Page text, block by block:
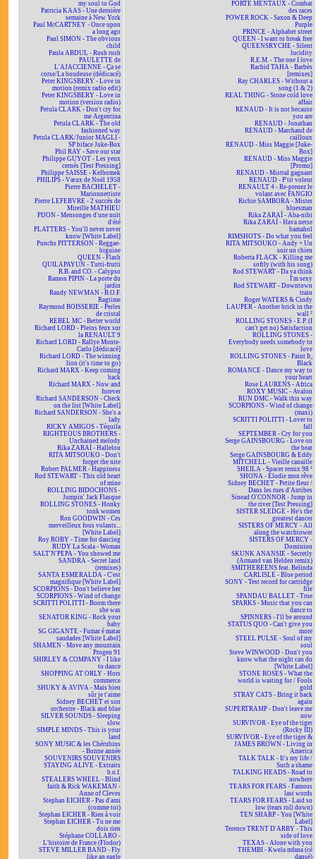
my soul to God
Patricia KAAS - Une dernière
semaine à New York
Paul McCARTNEY - Once upon
a long ago
Paul SIMON - The obvious
child
Paula ABDUL - Rush rush
PAULETTE de
L'AJACCIENNE - Ça se
corse/La boudeuse (dédicacé)
Peter KINGSBERY - Love in
motion (remix radio edit)
Peter KINGSBERY - Love in
motion (version radio)
Petula CLARK - Don't cry for
me Argentina
Petula CLARK - The old
fashioned way
Petula CLARK/Junior MAGLI -
SP biface Juke-Box
Phil RAY - Save our star
Philippe GUYOT - Les yeux
cernés [Test Pressing]
Philippe SAISSE - Kelbomek
PHILIPS - Vœux de Noël 1958
Pierre BACHELET -
Marionnettiste
Pierre LEFEBVRE - 2 succès de
Mireille MATHIEU
PIJON - Mensonges d'une nuit
d'été
PLATTERS - You'll never never
know [White Label]
Punchs PITTERSON - Reggae-
biguine
QUEEN - Flash
QUILAPAYUN - Tutti-frutti
R.B. and CO. - Calypso
Ramon PIPIN - La porte du
jardin
Randy NEWMAN - B.O.F.
Ragtime
Raymond BOISSERIE - Perles
de cristal
REBEL MC - Better world
Richard LORD - Pleins feux sur
la RENAULT 9
Richard LORD - Rallye Monte-
Carlo [dédicacé]
Richard LORD - The winning
lion (it's time to go)
Richard MARX - Keep coming
back
Richard MARX - Now and
forever
Richard SANDERSON - Check
on the list [White Label]
Richard SANDERSON - She's a
lady
RICKY AMIGOS - Téquila
RIGHTEOUS BROTHERS -
Unchained melody
Rika ZARAÏ - Hallelou
RITA MITSOUKO - Don't
forget the nite
Robert PALMER - Happiness
Rod STEWART - This old heart
of mine
ROLLING BIDOCHONS -
Jumpin' Jack Flasque
ROLLING STONES - Honky
tonk women
Ron GOODWIN - Ces
merveilleux fous volants...
[White Label]
Roy ROBY - Time for dancing
RUDY La Scala - Woman
SALT'N'PEPA - You showed me
SANDRA - Secret land
(remixes)
SANTA ESMERALDA - C'est
magnifique [White Label]
SCORPIONS - Don't believe her
SCORPIONS - Wind of change
SCRITTI POLITTI - Boom there
she was
SENATOR KING - Rock your
baby
SG GIGANTE - Fumar é matar
saudades [White Label]
SHAMEN - Move any mountain
Progen 91
SHIRLEY & COMPANY - I like
to dance
SHOPPING AT ORLY - Hors
commerce
SHUKY & AVIVA - Mais bien
sûr je t'aime
Sidney BECHET et son
orchestre - Black and blue
SILVER SOUNDS - Sleeping
slow
SIMPLE MINDS - This is your
land
SONY MUSIC & les Chérubins
- Bonne année
SOUVENIRS SOUVENIRS
STAYING ALIVE - Extraits
b.o.f.
STEALERS WHEEL - Blind
faith & Rick WAKEMAN -
Anne of Cleves
Stephan EICHER - Pas d'ami
(comme toi)
Stephan EICHER - Rien à voir
Stephan EICHER - Tu ne me
dois rien
Stéphane COLLARO -
L'histoire de France (Flodor)
STEVE MILLER BAND - Fly
like an eagle
PORTE MENTAUX - Combat
des races
POWER ROCK - Saxon & Deep
Purple
PRINCE - Alphabet street
QUEEN - I want to break free
QUEENSRYCHE - Silent
lucidity
R.E.M. - The one I love
Rachid TAHA - Barbès
[remixes]
Ray CHARLES - Without a
song (1 & 2)
REAL THING - Stone cold love
affair
RENAUD - It is not because
you are
RENAUD - Jonathan
RENAUD - Marchand de
cailloux
RENAUD - Miss Maggie [Juke-
Box]
RENAUD - Miss Maggie
[Promo]
RENAUD - Mistral gagnant
RENAUD - P'tit voleur
RENAULT 4 - Re-prenez le
volant avec FANGIO
Richie SAMBORA - Mister
bluesman
Rika ZARAÏ - Aba-nibi
Rika ZARAÏ - Hava netse
bamahol
RIMSHOTS - Do what you feel
RITA MITSOUKO - Andy + Un
soir un chien
Roberta FLACK - Killing me
softly (with his song)
Rod STEWART - Da ya think
I'm sexy
Rod STEWART - Downtown
train
Roger WATERS & Cindy
LAUPER - Another brick in the
wall ²
ROLLING STONES - E.P. (I
can't get no) Satisfaction
ROLLING STONES -
Everybody needs somebody to
love
ROLLING STONES - Paint It,
Black
ROMANCE - Dance my way to
your heart
Rose LAURENS - Africa
ROXY MUSIC - Avalon
RUN DMC - Walk this way
SCORPIONS - Wind of change
(maxi)
SCRITTI POLITTI - Lover to
fall
SEPTEMBER - Cry for you
Serge GAINSBOURG - Love on
the beat
Serge GAINSBOURG & Eddy
MITCHELL - Vieille canaille
SHEILA - Spacer remix 98 ²
SHONA - Elodie mon rêve
Sidney BECHET - Petite fleur /
Dans les rues d'Antibes
Sinead O'CONNOR - Jump in
the river [Test Pressing]
SISTER SLEDGE - He's the
greatest dancer
SISTERS OF MERCY - All
along the watchtower
SISTERS OF MERCY -
Dominion
SKUNK ANANSIE - Secretly
(Armand van Helden remix)
SMITHEREENS feat. Belinda
CARLISLE - Blue period
SONY - Test record for cartridge
file
SPANDAU BALLET - True
SPARKS - Music that you can
dance to
SPINNERS - I'll be around
STATUS QUO - Can't give you
more
STEEL PULSE - Soul of my
soul
Steve WINWOOD - Don't you
know what the night can do
[White Label]
STONE ROSES - What the
world is waiting for / Fools
gold
STRAY CATS - Bring it back
again
SUPERTRAMP - Don't leave me
now
SURVIVOR - Eye of the tiger
(Rocky III)
SURVIVOR - Eye of the tiger &
JAMES BROWN - Living in
America
TALK TALK - It's my life /
Such a shame
TALKING HEADS - Road to
nowhere
TEARS FOR FEARS - Famous
last words
TEARS FOR FEARS - Laid so
low (tears roll down)
TEN SHARP - You [White
Label]
Terence TRENT D'ARBY - This
side of love
TEXAS - Alone with you
THEMBI - Kwela mfana (cé
dansé)